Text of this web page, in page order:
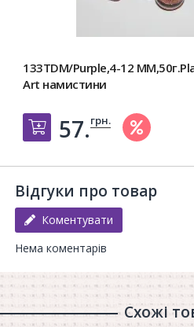
133TDM/Purple,4-12
Art намистини
Добавить в корзину
57.грн.
Відгуки про товар
Коментувати
Нема коментарів
Схожі